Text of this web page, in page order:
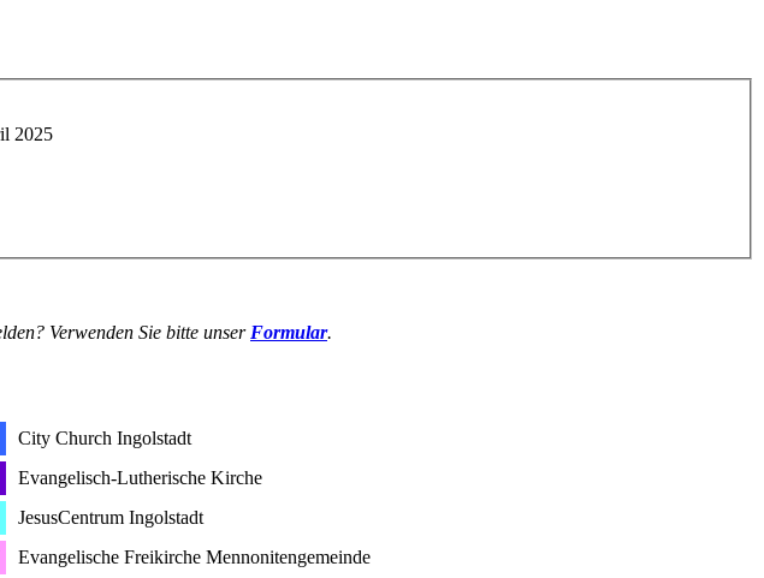
2025
Verwenden Sie bitte unserFormular.
City Church Ingolstadt
Evangelisch-Lutherische Kirche
JesusCentrum Ingolstadt
Evangelische Freikirche Mennonitengemeinde